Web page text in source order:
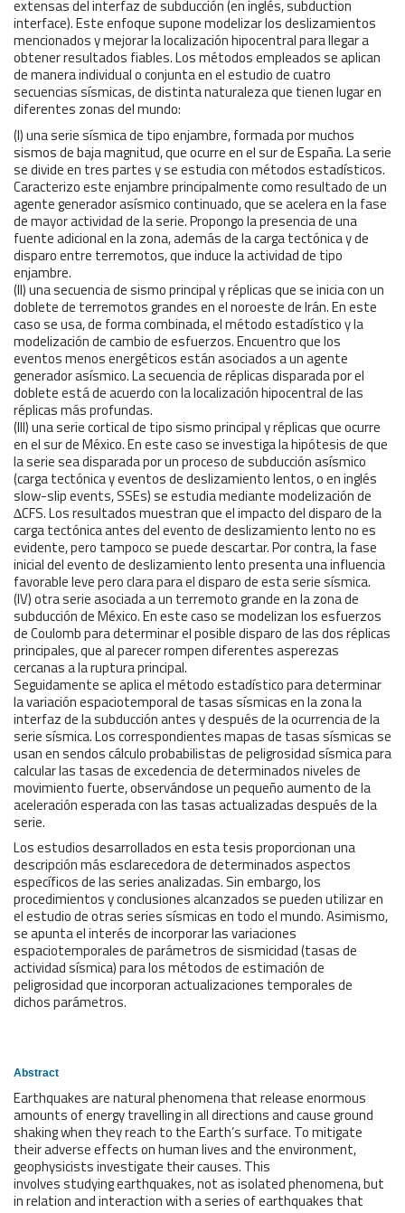
extensas del interfaz de subducción (en inglés, subduction
interface). Este enfoque supone modelizar los deslizamientos
mencionados y mejorar la localización hipocentral para llegar a
obtener resultados fiables. Los métodos empleados se aplican
de manera individual o conjunta en el estudio de cuatro
secuencias sísmicas, de distinta naturaleza que tienen lugar en
diferentes zonas del mundo:
(I) una serie sísmica de tipo enjambre, formada por muchos
sismos de baja magnitud, que ocurre en el sur de España. La serie
se divide en tres partes y se estudia con métodos estadísticos.
Caracterizo este enjambre principalmente como resultado de un
agente generador asísmico continuado, que se acelera en la fase
de mayor actividad de la serie. Propongo la presencia de una
fuente adicional en la zona, además de la carga tectónica y de
disparo entre terremotos, que induce la actividad de tipo
enjambre.
(II) una secuencia de sismo principal y réplicas que se inicia con un
doblete de terremotos grandes en el noroeste de Irán. En este
caso se usa, de forma combinada, el método estadístico y la
modelización de cambio de esfuerzos. Encuentro que los
eventos menos energéticos están asociados a un agente
generador asísmico. La secuencia de réplicas disparada por el
doblete está de acuerdo con la localización hipocentral de las
réplicas más profundas.
(III) una serie cortical de tipo sismo principal y réplicas que ocurre
en el sur de México. En este caso se investiga la hipótesis de que
la serie sea disparada por un proceso de subducción asísmico
(carga tectónica y eventos de deslizamiento lentos, o en inglés
slow-slip events, SSEs) se estudia mediante modelización de
∆CFS. Los resultados muestran que el impacto del disparo de la
carga tectónica antes del evento de deslizamiento lento no es
evidente, pero tampoco se puede descartar. Por contra, la fase
inicial del evento de deslizamiento lento presenta una influencia
favorable leve pero clara para el disparo de esta serie sísmica.
(IV) otra serie asociada a un terremoto grande en la zona de
subducción de México. En este caso se modelizan los esfuerzos
de Coulomb para determinar el posible disparo de las dos réplicas
principales, que al parecer rompen diferentes asperezas
cercanas a la ruptura principal.
Seguidamente se aplica el método estadístico para determinar
la variación espaciotemporal de tasas sísmicas en la zona la
interfaz de la subducción antes y después de la ocurrencia de la
serie sísmica. Los correspondientes mapas de tasas sísmicas se
usan en sendos cálculo probabilistas de peligrosidad sísmica para
calcular las tasas de excedencia de determinados niveles de
movimiento fuerte, observándose un pequeño aumento de la
aceleración esperada con las tasas actualizadas después de la
serie.
Los estudios desarrollados en esta tesis proporcionan una
descripción más esclarecedora de determinados aspectos
específicos de las series analizadas. Sin embargo, los
procedimientos y conclusiones alcanzados se pueden utilizar en
el estudio de otras series sísmicas en todo el mundo. Asimismo,
se apunta el interés de incorporar las variaciones
espaciotemporales de parámetros de sismicidad (tasas de
actividad sísmica) para los métodos de estimación de
peligrosidad que incorporan actualizaciones temporales de
dichos parámetros.
Abstract
Earthquakes are natural phenomena that release enormous
amounts of energy travelling in all directions and cause ground
shaking when they reach to the Earth’s surface. To mitigate
their adverse effects on human lives and the environment,
geophysicists investigate their causes. This
involves studying earthquakes, not as isolated phenomena, but
in relation and interaction with a series of earthquakes that